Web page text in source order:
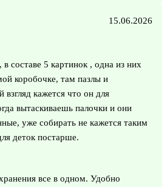
15.06.2026
составе 5 картинок , одна из них
коробочке, там пазлы и
кажется что он для
вытаскиваешь палочки и они
уже собирать не кажется таким
деток постарше.
все в одном. Удобно